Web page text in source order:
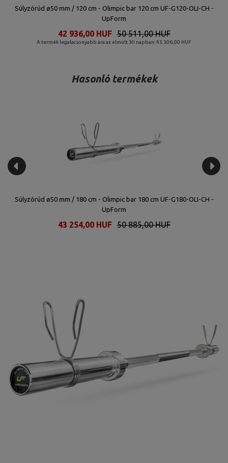
Súlyzórúd ø50 mm / 120 cm - Olimpic bar 120 cm UF-G120-OLI-CH -
UpForm
A termék legalacsonyabb ára az elmúlt 30 napban: 45 306,00 HUF
50 511,00 HUF
42 936,00 HUF
Hasonló termékek
Súlyzórúd ø50 mm / 180 cm - Olimpic bar 180 cm UF-G180-OLI-CH -
UpForm
50 885,00 HUF
43 254,00 HUF